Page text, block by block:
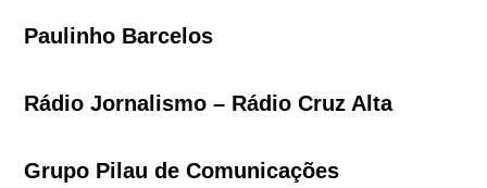
Paulinho Barcelos
Rádio Jornalismo – Rádio Cruz Alta
Grupo Pilau de Comunicações